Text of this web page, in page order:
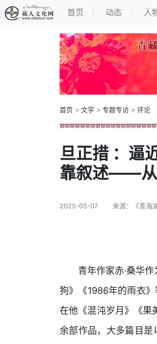
首页 动态 人
首页 > 文学 > 专题专访 > 评论
旦正措 ：逼
靠叙述——从
2025-05-07 来源：《青海
青年作家赤·桑华
狗》《1986年的雨衣》
在他《混沌岁月》《果
余部作品，大多篇目是